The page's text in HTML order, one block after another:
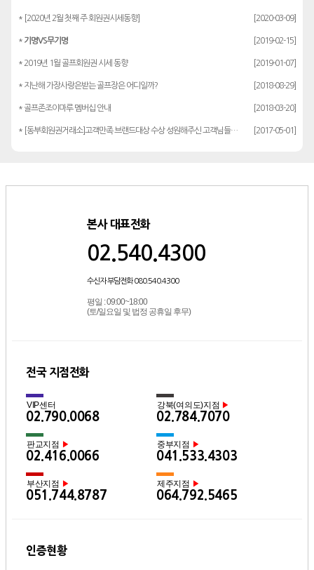
* [2020년 2월 첫째 주 회원권시세동향] [2020-03-09]
* 기명VS무기명 [2019-02-15]
* 2019년 1월 골프회원권 시세 동향 [2019-01-07]
* 지난해 가장사랑은받는 골프장은 어디일까? [2018-08-29]
* 골프존조이마루 멤버십 안내 [2018-03-20]
* [동부회원권거래소]고객만족 브랜드대상 수상 성원해주신 고객님들께 감사드립… [2017-05-01]
본사 대표전화
02.540.4300
수신자 부담전화 080.540.4300
평일 : 09:00~18:00
(토/일요일 및 법정 공휴일 후무)
전국 지점전화
VIP센터
02.790.0068
강북(여의도)지점 ▶
02.784.7070
판교지점 ▶
02.416.0066
중부지점 ▶
041.533.4303
부산지점 ▶
051.744.8787
제주지점 ▶
064.792.5465
인증현황